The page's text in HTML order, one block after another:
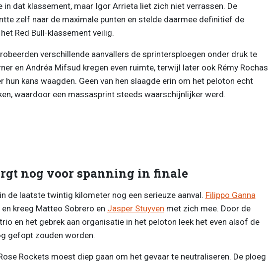
in dat klassement, maar Igor Arrieta liet zich niet verrassen. De
zelf naar de maximale punten en stelde daarmee definitief de
Red Bull-klassement veilig.
verschillende aanvallers de sprintersploegen onder druk te
en Andréa Mifsud kregen even ruimte, terwijl later ook Rémy Rochas
hun kans waagden. Geen van hen slaagde erin om het peloton echt
waardoor een massasprint steeds waarschijnlijker werd.
nog voor spanning in finale
de laatste twintig kilometer nog een serieuze aanval. Filippo Ganna
kreeg Matteo Sobrero en Jasper Stuyven met zich mee. Door de
en het gebrek aan organisatie in het peloton leek het even alsof de
gefopt zouden worden.
Rockets moest diep gaan om het gevaar te neutraliseren. De ploeg